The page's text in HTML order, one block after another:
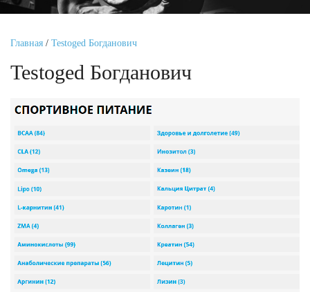
Главная / Testoged Богданович
Testoged Богданович